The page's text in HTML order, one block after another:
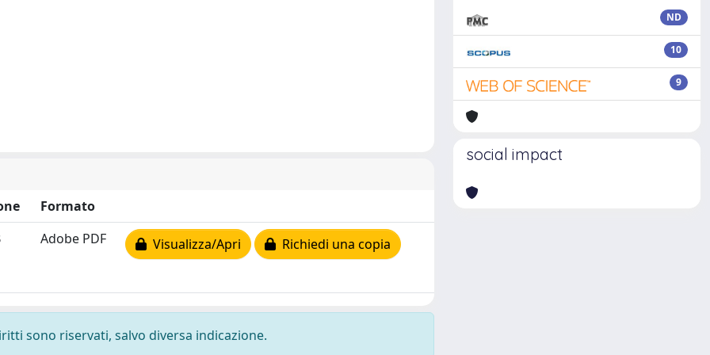
Formato
Adobe PDF Visualizza/Apri Richiedi una copia
sono riservati, salvo diversa indicazione.
ND
10
9
social impact